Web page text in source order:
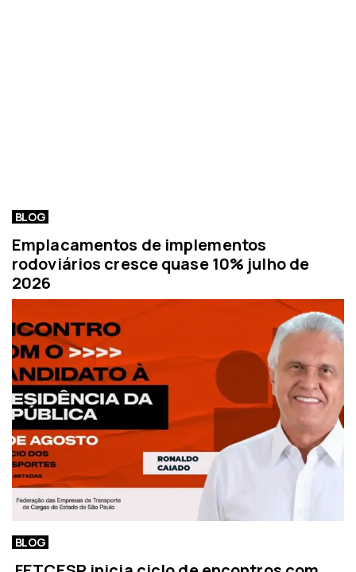
BLOG
Emplacamentos de implementos
rodoviários cresce quase 10% julho de
2026
BLOG